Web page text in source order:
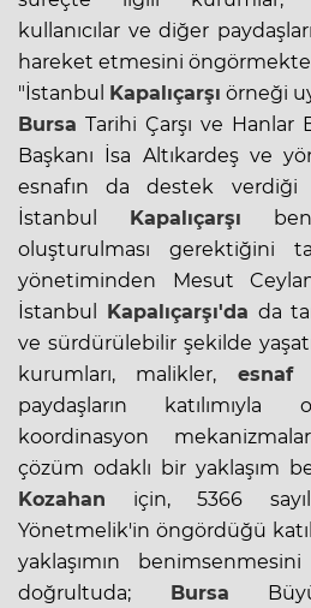
kullanıcılar ve diğer
hareket etmesini
"İstanbul Kapalıçarşı örneği
Bursa Tarihi Çarşı ve
Başkanı İsa Altıkardeş ve
esnafın da destek verdiği
İstanbul Kapalıçarşı
oluşturulması gerektiğini
yönetiminden Mesut
İstanbul Kapalıçarşı'da da
ve sürdürülebilir şekilde
kurumları, malikler, esnaf
paydaşların
koordinasyon
çözüm odaklı bir yaklaşım
Kozahan için, 5366
Yönetmelik'in öngördüğü
yaklaşımın
doğrultuda; Bursa